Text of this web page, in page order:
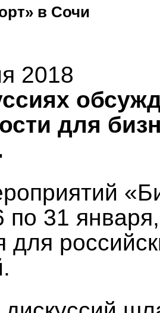
в Сочи
2018
для
по 31
для